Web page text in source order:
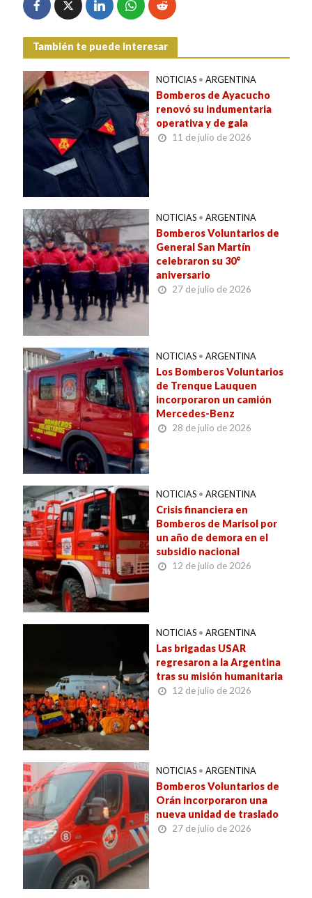
También te puede interesar
NOTICIAS • ARGENTINA
Bomberos de Ayacucho
renovó su indumentaria
operativa y de gala
11 de julio de 2026
NOTICIAS • ARGENTINA
Bomberos Voluntarios de
General San Martín
celebraron su 30°
aniversario
27 de julio de 2026
NOTICIAS • ARGENTINA
Los Bomberos Voluntarios
de Trenque Lauquen
incorporaron un camión
Mercedes-Benz
28 de julio de 2026
NOTICIAS • ARGENTINA
Crisis financiera en
Bomberos de Marisol por
un año de demora en el
subsidio nacional
12 de julio de 2026
NOTICIAS • ARGENTINA
Las brigadas USAR
regresaron a la Argentina
tras su misión humanitaria
12 de julio de 2026
NOTICIAS • ARGENTINA
Bomberos Voluntarios de
Orán incorporaron una
nueva unidad de traslado
27 de julio de 2026